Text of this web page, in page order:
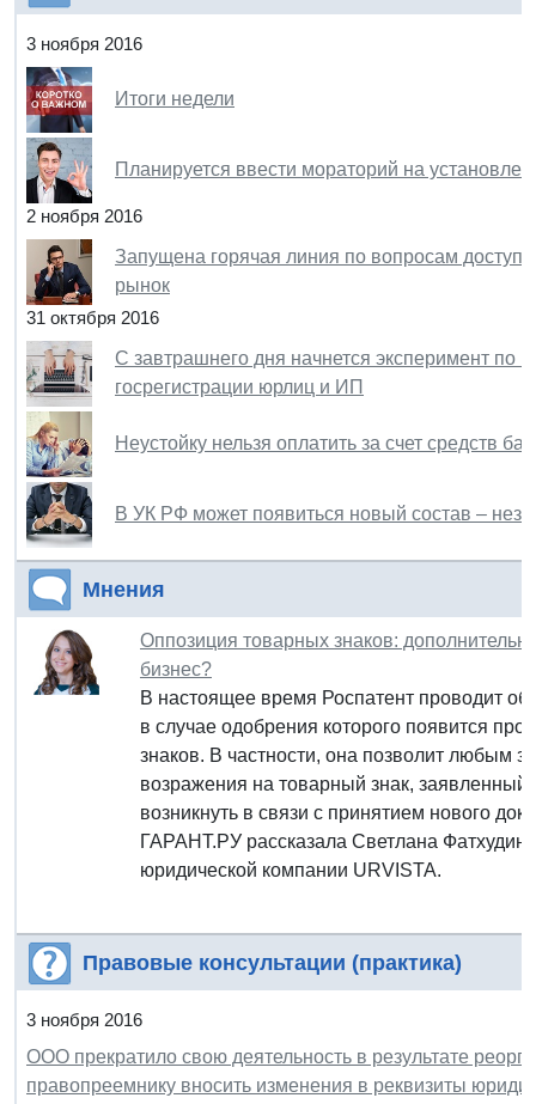
3 ноября 2016
Итоги недели
Планируется ввести мораторий на
2 ноября 2016
Запущена горячая линия по вопросам
рынок
31 октября 2016
С завтрашнего дня начнется эксперимент по
госрегистрации юрлиц и ИП
Неустойку нельзя оплатить за счет средств
В УК РФ может появиться новый состав –
Мнения
Оппозиция товарных знаков:
бизнес?
В настоящее время Роспатент проводит
в случае одобрения которого появится
знаков. В частности, она позволит любым
возражения на товарный знак, заявленный
возникнуть в связи с принятием нового
ГАРАНТ.РУ рассказала Светлана
юридической компании URVISTA.
Правовые консультации (практика)
3 ноября 2016
ООО прекратило свою деятельность в результате
правопреемнику вносить изменения в реквизиты